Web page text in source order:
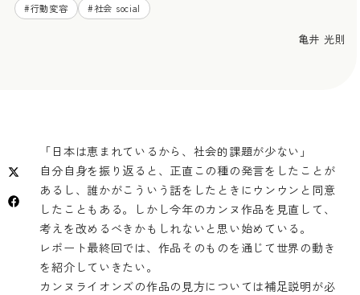
#行動変容 #社会 social
亀井 光則
「日本は恵まれているから、社会的課題が少ない」
自分自身を振り返ると、正直この種の発言をしたことが
あるし、誰かがこういう話をしたときにウンウンと同意
したこともある。しかし今年のカンヌ作品を見直して、
考えを改めるべきかもしれないと思い始めている。
レポート最終回では、作品そのものを通じて世界の動き
を紹介していきたい。
カンヌライオンズの作品の見方については補足説明が必